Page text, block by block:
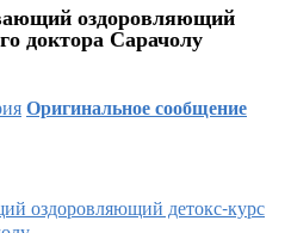
оздоровляющий
доктора Сарачолу
Оригинальное сообщение
оздоровляющий детокс-курс